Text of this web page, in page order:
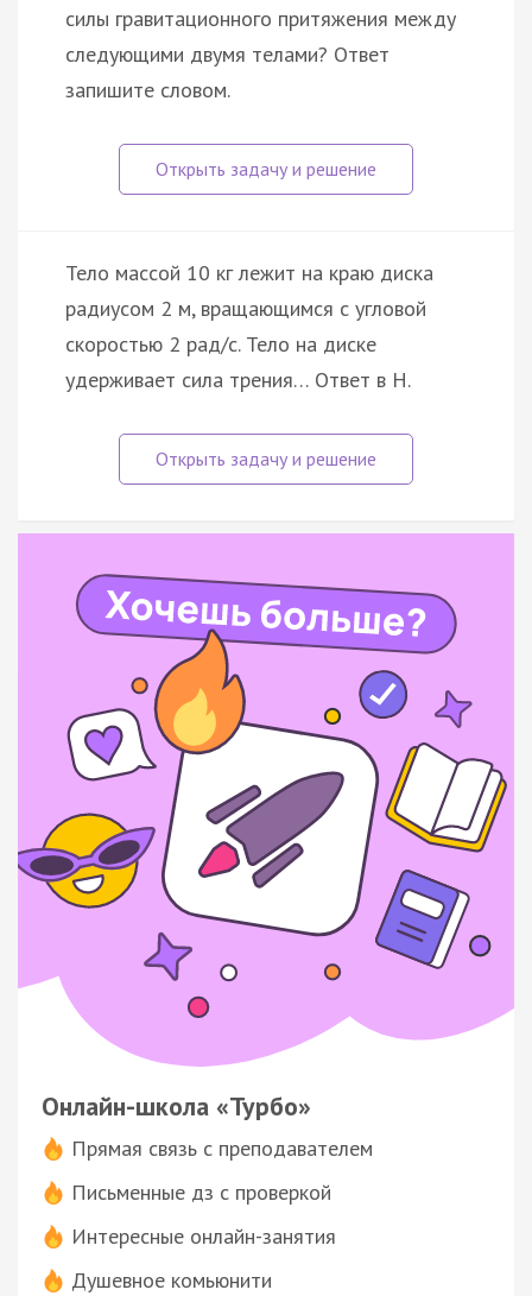
силы гравитационного притяжения между
следующими двумя телами? Ответ
запишите словом.
Тело массой 10 кг лежит на краю диска
радиусом 2 м, вращающимся с угловой
скоростью 2 рад/с. Тело на диске
удерживает сила трения… Ответ в H.
Онлайн-школа «Турбо»
Прямая связь с преподавателем
Письменные дз с проверкой
Интересные онлайн-занятия
Душевное комьюнити